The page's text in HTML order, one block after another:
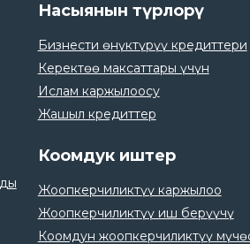
Насыянын түрлорү
Бизнести өнүктүрүү кредиттери
Керектөө максаттары үчүн
Ислам каржылоосу
Жашыл кредиттер
Коомдук иштер
Жоопкерчиликтүү каржылоо
Жоопкерчиликтүү иш берүүчү
Коомдун жоопкерчиликтүү